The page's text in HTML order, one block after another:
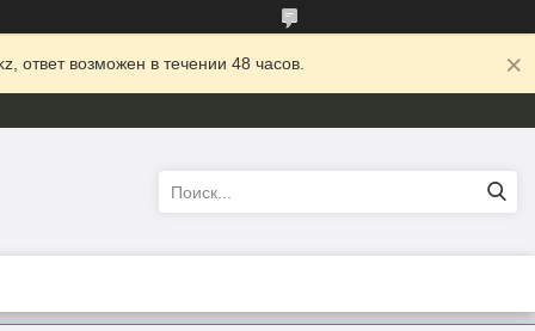
ответ возможен в течении 48 часов.